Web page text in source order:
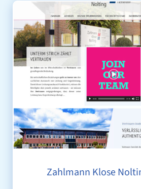
ZAHLMANN KLOSE
Zahlmann Klose